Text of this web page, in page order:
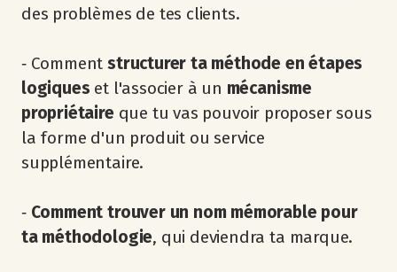
des problèmes de tes clients.
‐ Commentstructurer ta méthode en étapes
logiques et l'associer à un mécanisme
propriétaire que tu vas pouvoir proposer sous
la forme d'un produit ou service
supplémentaire.
‐ Comment trouver un nom mémorable pour
ta méthodologie, qui deviendra ta marque.